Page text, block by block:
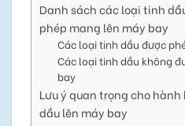
Danh sách các loại tinh
phép mang lên máy bay
Các loại tinh dầu được
Các loại tinh dầu không
bay
Lưu ý quan trọng cho
dầu lên máy bay